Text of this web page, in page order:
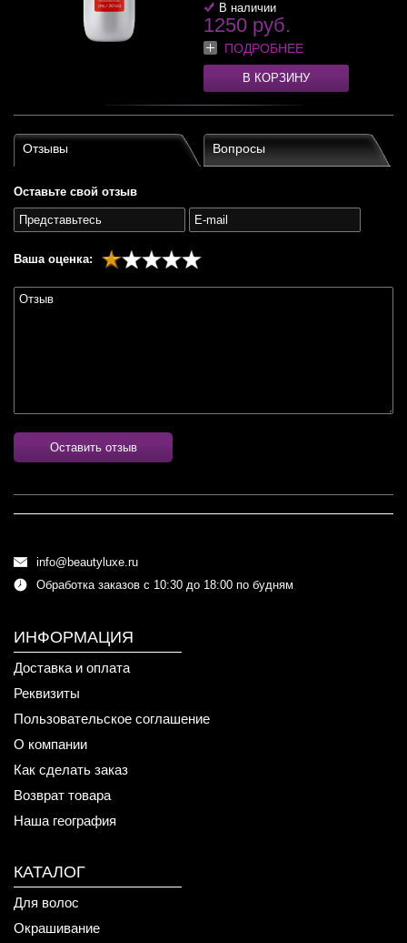
В наличии
1250 руб.
ПОДРОБНЕЕ
В КОРЗИНУ
Отзывы Вопросы
Оставьте свой отзыв
Ваша оценка:
Оставить отзыв
info@beautyluxe.ru
Обработка заказов с 10:30 до 18:00 по будням
ИНФОРМАЦИЯ
Доставка и оплата
Реквизиты
Пользовательское соглашение
О компании
Как сделать заказ
Возврат товара
Наша география
КАТАЛОГ
Для волос
Окрашивание